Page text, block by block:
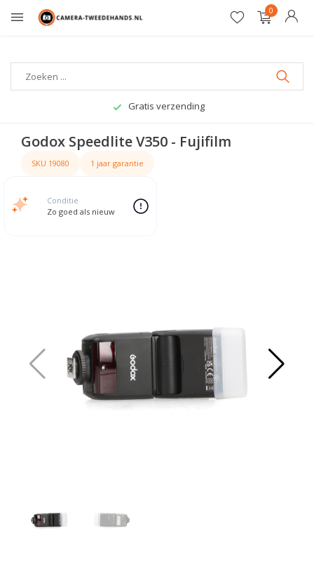
0
Gratis verzending
Godox Speedlite V350 - Fujifilm
SKU 19080 1 jaar garantie
Conditie
Zo goed als nieuw